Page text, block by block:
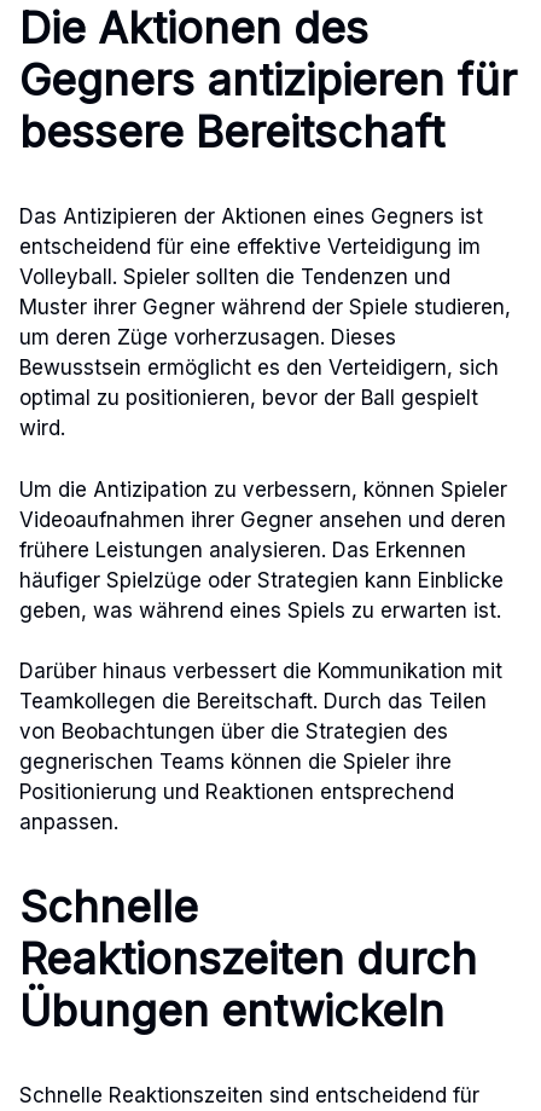
Die Aktionen des
Gegners antizipieren für
bessere Bereitschaft
Das Antizipieren der Aktionen eines Gegners ist
entscheidend für eine effektive Verteidigung im
Volleyball. Spieler sollten die Tendenzen und
Muster ihrer Gegner während der Spiele studieren,
um deren Züge vorherzusagen. Dieses
Bewusstsein ermöglicht es den Verteidigern, sich
optimal zu positionieren, bevor der Ball gespielt
wird.
Um die Antizipation zu verbessern, können Spieler
Videoaufnahmen ihrer Gegner ansehen und deren
frühere Leistungen analysieren. Das Erkennen
häufiger Spielzüge oder Strategien kann Einblicke
geben, was während eines Spiels zu erwarten ist.
Darüber hinaus verbessert die Kommunikation mit
Teamkollegen die Bereitschaft. Durch das Teilen
von Beobachtungen über die Strategien des
gegnerischen Teams können die Spieler ihre
Positionierung und Reaktionen entsprechend
anpassen.
Schnelle
Reaktionszeiten durch
Übungen entwickeln
Schnelle Reaktionszeiten sind entscheidend für